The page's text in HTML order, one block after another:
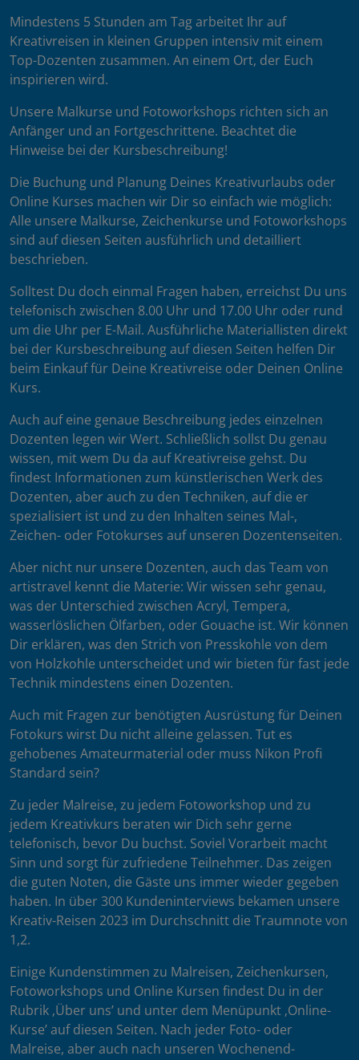
Mindestens 5 Stunden am Tag arbeitet Ihr auf
Kreativreisen in kleinen Gruppen intensiv mit einem
Top-Dozenten zusammen. An einem Ort, der Euch
inspirieren wird.
Unsere Malkurse und Fotoworkshops richten sich an
Anfänger und an Fortgeschrittene. Beachtet die
Hinweise bei der Kursbeschreibung!
Die Buchung und Planung Deines Kreativurlaubs oder
Online Kurses machen wir Dir so einfach wie möglich:
Alle unsere Malkurse, Zeichenkurse und Fotoworkshops
sind auf diesen Seiten ausführlich und detailliert
beschrieben.
Solltest Du doch einmal Fragen haben, erreichst Du uns
telefonisch zwischen 8.00 Uhr und 17.00 Uhr oder rund
um die Uhr per E-Mail. Ausführliche Materiallisten direkt
bei der Kursbeschreibung auf diesen Seiten helfen Dir
beim Einkauf für Deine Kreativreise oder Deinen Online
Kurs.
Auch auf eine genaue Beschreibung jedes einzelnen
Dozenten legen wir Wert. Schließlich sollst Du genau
wissen, mit wem Du da auf Kreativreise gehst. Du
findest Informationen zum künstlerischen Werk des
Dozenten, aber auch zu den Techniken, auf die er
spezialisiert ist und zu den Inhalten seines Mal-,
Zeichen- oder Fotokurses auf unseren Dozentenseiten.
Aber nicht nur unsere Dozenten, auch das Team von
artistravel kennt die Materie: Wir wissen sehr genau,
was der Unterschied zwischen Acryl, Tempera,
wasserlöslichen Ölfarben, oder Gouache ist. Wir können
Dir erklären, was den Strich von Presskohle von dem
von Holzkohle unterscheidet und wir bieten für fast jede
Technik mindestens einen Dozenten.
Auch mit Fragen zur benötigten Ausrüstung für Deinen
Fotokurs wirst Du nicht alleine gelassen. Tut es
gehobenes Amateurmaterial oder muss Nikon Profi
Standard sein?
Zu jeder Malreise, zu jedem Fotoworkshop und zu
jedem Kreativkurs beraten wir Dich sehr gerne
telefonisch, bevor Du buchst. Soviel Vorarbeit macht
Sinn und sorgt für zufriedene Teilnehmer. Das zeigen
die guten Noten, die Gäste uns immer wieder gegeben
haben. In über 300 Kundeninterviews bekamen unsere
Kreativ-Reisen 2023 im Durchschnitt die Traumnote von
1,2.
Einige Kundenstimmen zu Malreisen, Zeichenkursen,
Fotoworkshops und Online Kursen findest Du in der
Rubrik ‚Über uns’ und unter dem Menüpunkt ‚Online-
Kurse’ auf diesen Seiten. Nach jeder Foto- oder
Malreise, aber auch nach unseren Wochenend-